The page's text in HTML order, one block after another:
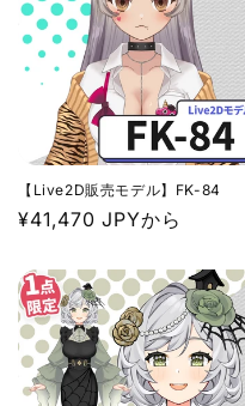
【Live2D販売モデル】FK-84
通
価
格
¥41,470 JPYから